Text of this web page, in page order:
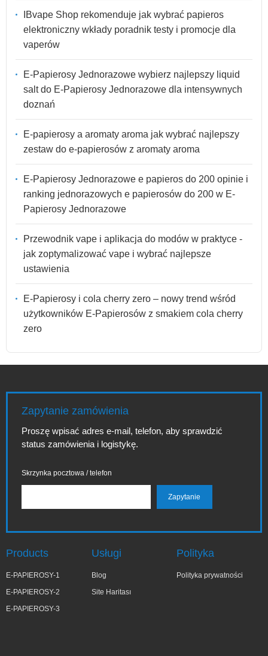
IBvape Shop rekomenduje jak wybrać papieros
elektroniczny wkłady poradnik testy i promocje dla
vaperów
E-Papierosy Jednorazowe wybierz najlepszy liquid
salt do E-Papierosy Jednorazowe dla intensywnych
doznań
E-papierosy a aromaty aroma jak wybrać najlepszy
zestaw do e-papierosów z aromaty aroma
E-Papierosy Jednorazowe e papieros do 200 opinie i
ranking jednorazowych e papierosów do 200 w E-
Papierosy Jednorazowe
Przewodnik vape i aplikacja do modów w praktyce -
jak zoptymalizować vape i wybrać najlepsze
ustawienia
E-Papierosy i cola cherry zero – nowy trend wśród
użytkowników E-Papierosów z smakiem cola cherry
zero
Zapytanie zamówienia
Proszę wpisać adres e-mail, telefon, aby sprawdzić
status zamówienia i logistykę.
Skrzynka pocztowa / telefon
Products
E-PAPIEROSY-1
E-PAPIEROSY-2
E-PAPIEROSY-3
Usługi
Blog
Site Haritası
Polityka
Polityka prywatności